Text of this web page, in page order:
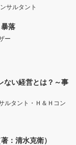
サルタント
落
ー
い経営とは？～事
ルタント・Ｈ＆Ｈコン
：清水克衛）